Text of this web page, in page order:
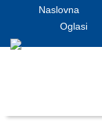
Naslovna
Oglasi